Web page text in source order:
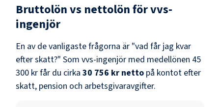
Bruttolön vs nettolön förvvs-
ingenjör
En av de vanligaste frågorna är "vad får jag kvar
efter skatt?" Som vvs-ingenjör med medellönen 45
300 krfår du cirka 30 756 kr netto på kontot efter
skatt, pension och arbetsgivaravgifter.